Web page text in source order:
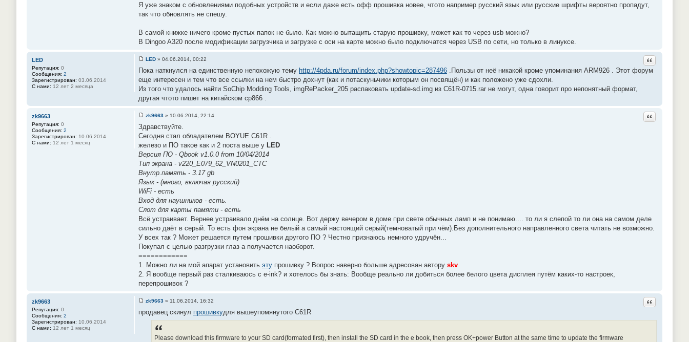
Я уже знаком с обновлениями подобных устройств и если даже есть офф прошивка новее, чтото например русский язык или русские шрифты вероятно пропадут,
так что обновлять не спешу.
В самой книжке ничего кроме пустых папок не было. Как можно вытащить старую прошивку, может как то через usb можно?
В Dingoo A320 после модификации загрузчика и загрузке с оси на карте можно было подключатся через USB по сети, но только в линуксе.
LED
Репутация: 0
Сообщения: 2
Зарегистрирован: 03.06.2014
С нами: 12 лет 2 месяца
Ответить с
о
б
щ
н
и
#
2
3
LED » 04.06.2014, 00:22
Пока наткнулся на единственную непохожую тему http://4pda.ru/forum/index.php?showtopic=287496 .Пользы от неё никакой кроме упоминания ARM926 . Этот форум
еще интересен и тем что все ссылки на нем быстро дохнут (как и потаскуньчики которым он посвящён) и как положено уже сдохли.
Из того что удалось найти SoChip Modding Tools, imgRePacker_205 распаковать update-sd.img из C61R-0715.rar не могут, одна говорит про непонятный формат,
другая чтото пишет на китайском cp866 .
zk9663
Репутация: 0
Сообщения: 2
Зарегистрирован: 10.06.2014
С нами: 12 лет 1 месяц
Ответить с
о
о
б
щ
н
и
#
2
4
zk9663 » 10.06.2014, 22:14
Здравствуйте.
Сегодня стал обладателем BOYUE C61R .
железо и ПО такое как и 2 поста выше у LED
Версия ПО - Qbook v1.0.0 from 10/04/2014
Тип экрана - v220_E079_62_VN0201_CTC
Внутр.память - 3.17 gb
Язык - (много, включая русский)
WiFi - есть
Вход для наушников - есть.
Слот для карты памяти - есть
Всё устраивает. Вернее устраивало днём на солнце. Вот держу вечером в доме при свете обычных ламп и не понимаю.... то ли я слепой то ли она на самом деле
сильно даёт в серый. То есть фон экрана не белый а самый настоящий серый(темноватый при чём).Без дополнительного направленного света читать не возможно.
У всех так ? Может решается путем прошивки другого ПО ? Честно признаюсь немного удручён...
Покупал с целью разгрузки глаз а получается наоборот.
============
1. Можно ли на мой апарат установить эту прошивку ? Вопрос наверно больше адресован автору skv
2. Я вообще первый раз сталкиваюсь с e-ink? и хотелось бы знать: Вообще реально ли добиться более белого цвета дисплея путём каких-то настроек,
перепрошивок ?
zk9663
Репутация: 0
Сообщения: 2
Зарегистрирован: 10.06.2014
С нами: 12 лет 1 месяц
Ответить с
о
zk9663 » 11.06.2014, 16:32
продавец скинул прошивкудля вышеупомянутого C61R
Please download this firmware to your SD card(formated first), then install the SD card in the e book, then press OK+power Button at the same time to update the firmware